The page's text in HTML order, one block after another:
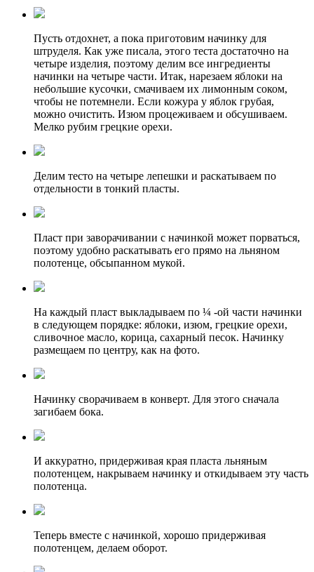
Пусть отдохнет, а пока приготовим начинку для
штруделя. Как уже писала, этого теста достаточно на
четыре изделия, поэтому делим все ингредиенты
начинки на четыре части. Итак, нарезаем яблоки на
небольшие кусочки, смачиваем их лимонным соком,
чтобы не потемнели. Если кожура у яблок грубая,
можно очистить. Изюм процеживаем и обсушиваем.
Мелко рубим грецкие орехи.
Делим тесто на четыре лепешки и раскатываем по
отдельности в тонкий пласты.
Пласт при заворачивании с начинкой может порваться,
поэтому удобно раскатывать его прямо на льняном
полотенце, обсыпанном мукой.
На каждый пласт выкладываем по ¼ -ой части начинки
в следующем порядке: яблоки, изюм, грецкие орехи,
сливочное масло, корица, сахарный песок. Начинку
размещаем по центру, как на фото.
Начинку сворачиваем в конверт. Для этого сначала
загибаем бока.
И аккуратно, придерживая края пласта льняным
полотенцем, накрываем начинку и откидываем эту часть
полотенца.
Теперь вместе с начинкой, хорошо придерживая
полотенцем, делаем оборот.